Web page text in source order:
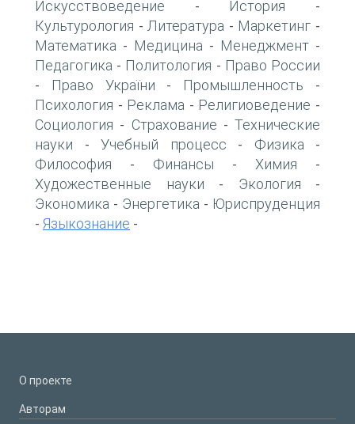
Искусствоведение - История -
Культурология - Литература - Маркетинг -
Математика - Медицина - Менеджмент -
Педагогика - Политология - Право России
- Право України - Промышленность -
Психология - Реклама - Религиоведение -
Социология - Страхование - Технические
науки - Учебный процесс - Физика -
Философия - Финансы - Химия -
Художественные науки - Экология -
Экономика - Энергетика - Юриспруденция
- Языкознание -
О проекте
Авторам